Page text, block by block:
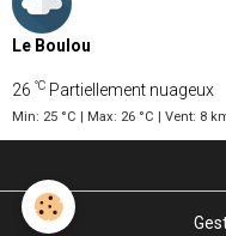
Le Boulou
26 °C Partiellement nuageux
Min: 25 °C | Max: 26 °C | Vent: 8